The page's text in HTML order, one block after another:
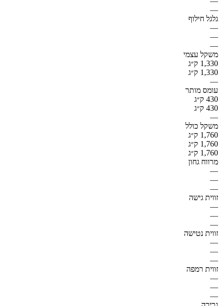
—
גלגל חילוף
—
—
—
משקל עצמי
1,330 ק״ג
1,330 ק״ג
—
עומס מותר
430 ק״ג
430 ק״ג
—
משקל כולל
1,760 ק״ג
1,760 ק״ג
1,760 ק״ג
מרווח גחון
—
—
—
זווית גישה
—
—
—
זווית נטישה
—
—
—
זווית רמפה
—
—
—